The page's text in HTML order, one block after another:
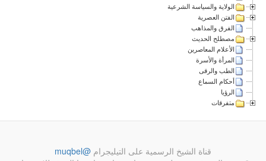
الولاية والسياسة الشرعية
الفتن العصرية
الفرق والمذاهب
مصطلح الحديث
الأعلام المعاصرين
المرأة والأسرة
الطب والرقى
أحكام السماع
الرؤيا
متفرقات
قناة الشيخ الرسمية على التيليجرام @muqbel